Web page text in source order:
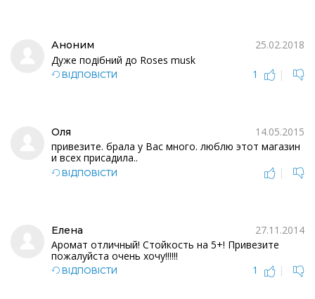
Аноним
25.02.2018
Дуже подібний до Roses musk
ВІДПОВІСТИ 1 |
Оля
14.05.2015
привезите. брала у Вас много. люблю этот магазин
и всех присадила..
ВІДПОВІСТИ |
Елена
27.11.2014
Аромат отличный! Стойкость на 5+! Привезите
пожалуйста очень хочу!!!!!!
ВІДПОВІСТИ 1 |